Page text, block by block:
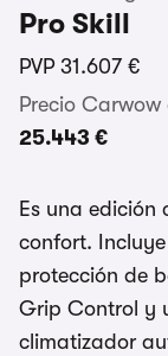
Pro Skill
PVP 31.607 €
Precio Carwow
25.443 €
Es una
confort.
protección de
Grip Control y
climatizador